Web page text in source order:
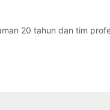
20 tahun dan tim